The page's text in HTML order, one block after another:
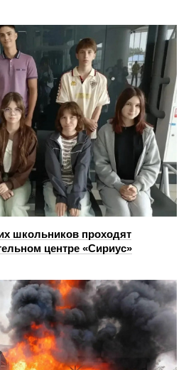
школьников проходят
центре «Сириус»